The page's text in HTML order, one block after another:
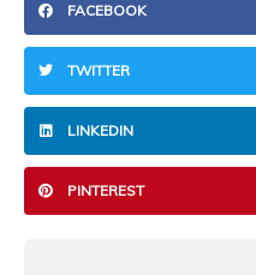
FACEBOOK
TWITTER
LINKEDIN
PINTEREST